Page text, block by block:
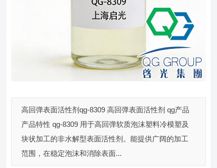
高回弹表面活性剂qg-8309 高回弹表面活性剂 qg产品
产品特性 qg-8309 用于高回弹软质泡沫塑料冷模塑及
块状加工的非水解型表面活性剂。能提供广阔的加工
范围，在稳定泡沫和消除表面...